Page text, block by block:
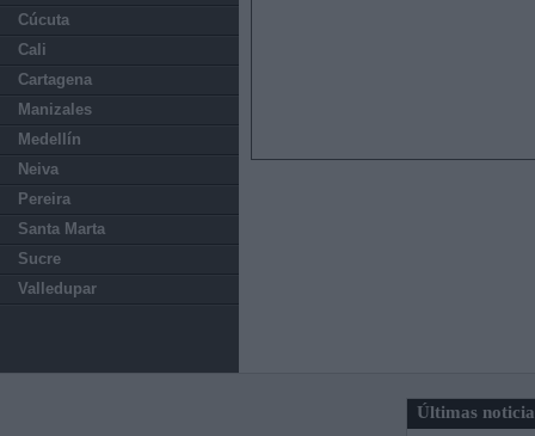
Cúcuta
Cali
Cartagena
Manizales
Medellín
Neiva
Pereira
Santa Marta
Sucre
Valledupar
Últimas